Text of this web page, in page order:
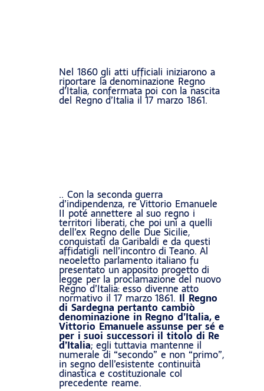
Nel 1860 gli atti ufficiali iniziarono a
riportare la denominazione Regno
d’Italia, confermata poi con la nascita
del Regno d’Italia il 17 marzo 1861.
.. Con la seconda guerra
d’indipendenza, re Vittorio Emanuele
II poté annettere al suo regno i
territori liberati, che poi unì a quelli
dell’ex Regno delle Due Sicilie,
conquistati da Garibaldi e da questi
affidatigli nell’incontro di Teano. Al
neoeletto parlamento italiano fu
presentato un apposito progetto di
legge per la proclamazione del nuovo
Regno d’Italia: esso divenne atto
normativo il 17 marzo 1861. Il Regno
di Sardegna pertanto cambiò
denominazione in Regno d’Italia, e
Vittorio Emanuele assunse per sé e
per i suoi successori il titolo di Re
d’Italia; egli tuttavia mantenne il
numerale di “secondo” e non “primo”,
in segno dell’esistente continuità
dinastica e costituzionale col
precedente reame.